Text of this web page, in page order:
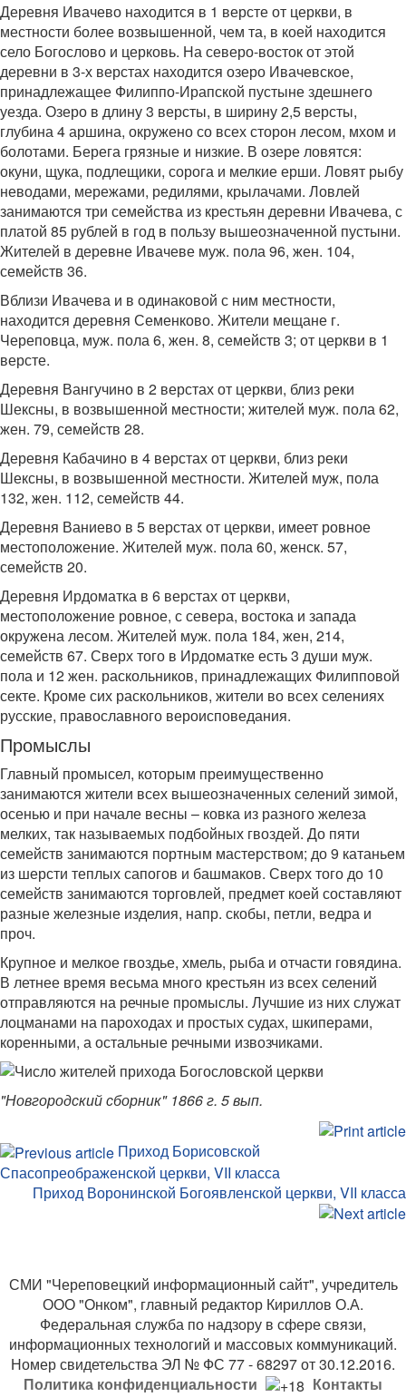
Деревня Ивачево находится в 1 версте от церкви, в
местности более возвышенной, чем та, в коей находится
село Богослово и церковь. На северо-восток от этой
деревни в 3-х верстах находится озеро Ивачевское,
принадлежащее Филиппо-Ирапской пустыне здешнего
уезда. Озеро в длину 3 версты, в ширину 2,5 версты,
глубина 4 аршина, окружено со всех сторон лесом, мхом и
болотами. Берега грязные и низкие. В озере ловятся:
окуни, щука, подлещики, сорога и мелкие ерши. Ловят рыбу
неводами, мережами, редилями, крылачами. Ловлей
занимаются три семейства из крестьян деревни Ивачева, с
платой 85 рублей в год в пользу вышеозначенной пустыни.
Жителей в деревне Ивачеве муж. пола 96, жен. 104,
семейств 36.
Вблизи Ивачева и в одинаковой с ним местности,
находится деревня Семенково. Жители мещане г.
Череповца, муж. пола 6, жен. 8, семейств 3; от церкви в 1
версте.
Деревня Вангучино в 2 верстах от церкви, близ реки
Шексны, в возвышенной местности; жителей муж. пола 62,
жен. 79, семейств 28.
Деревня Кабачино в 4 верстах от церкви, близ реки
Шексны, в возвышенной местности. Жителей муж, пола
132, жен. 112, семейств 44.
Деревня Ваниево в 5 верстах от церкви, имеет ровное
местоположение. Жителей муж. пола 60, женск. 57,
семейств 20.
Деревня Ирдоматка в 6 верстах от церкви,
местоположение ровное, с севера, востока и запада
окружена лесом. Жителей муж. пола 184, жен, 214,
семейств 67. Сверх того в Ирдоматке есть 3 души муж.
пола и 12 жен. раскольников, принадлежащих Филипповой
секте. Кроме сих раскольников, жители во всех селениях
русские, православного вероисповедания.
Промыслы
Главный промысел, которым преимущественно
занимаются жители всех вышеозначенных селений зимой,
осенью и при начале весны – ковка из разного железа
мелких, так называемых подбойных гвоздей. До пяти
семейств занимаются портным мастерством; до 9 катаньем
из шерсти теплых сапогов и башмаков. Сверх того до 10
семейств занимаются торговлей, предмет коей составляют
разные железные изделия, напр. скобы, петли, ведра и
проч.
Крупное и мелкое гвоздье, хмель, рыба и отчасти говядина.
В летнее время весьма много крестьян из всех селений
отправляются на речные промыслы. Лучшие из них служат
лоцманами на пароходах и простых судах, шкиперами,
коренными, а остальные речными извозчиками.
"Новгородский сборник" 1866 г. 5 вып.
Приход Борисовской
Спасопреображенской церкви, VII класса
Приход Воронинской Богоявленской церкви, VII класса
СМИ "Череповецкий информационный сайт", учредитель
ООО "Онком", главный редактор Кириллов О.А.
Федеральная служба по надзору в сфере связи,
информационных технологий и массовых коммуникаций.
Номер свидетельства ЭЛ № ФС 77 - 68297 от 30.12.2016.
Политика конфиденциальности
Контакты